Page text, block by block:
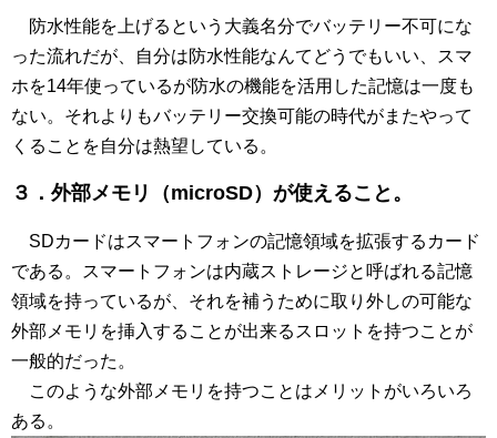
防水性能を上げるという大義名分でバッテリー不可にな
った流れだが、自分は防水性能なんてどうでもいい、スマ
ホを14年使っているが防水の機能を活用した記憶は一度も
ない。それよりもバッテリー交換可能の時代がまたやって
くることを自分は熱望している。
３．外部メモリ（microSD）が使えること。
SDカードはスマートフォンの記憶領域を拡張するカード
である。スマートフォンは内蔵ストレージと呼ばれる記憶
領域を持っているが、それを補うために取り外しの可能な
外部メモリを挿入することが出来るスロットを持つことが
一般的だった。
このような外部メモリを持つことはメリットがいろいろ
ある。